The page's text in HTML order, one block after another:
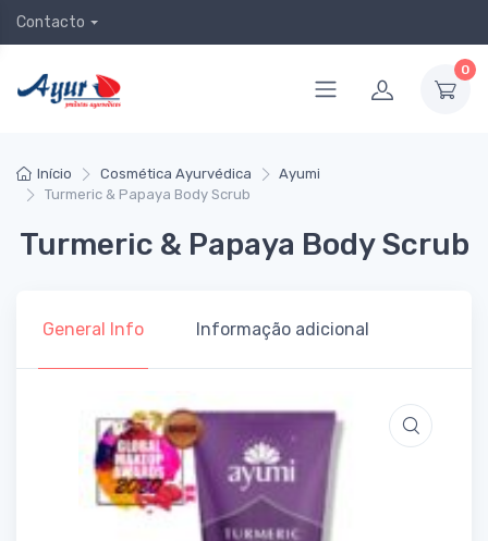
Contacto
0
Início Cosmética Ayurvédica
Ayumi
Turmeric & Papaya Body Scrub
Turmeric & Papaya Body Scrub
General Info Informação adicional